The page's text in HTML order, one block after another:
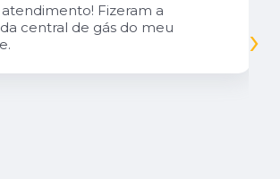
Fizeram a
central de gás do meu
›